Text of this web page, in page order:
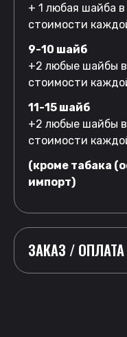
+ 1 любая шайба
стоимости
9-10 шайб
+2 любые шайбы
стоимости
11-15 шайб
+2 любые шайбы
стоимости
(кроме табака
импорт)
ЗАКАЗ /